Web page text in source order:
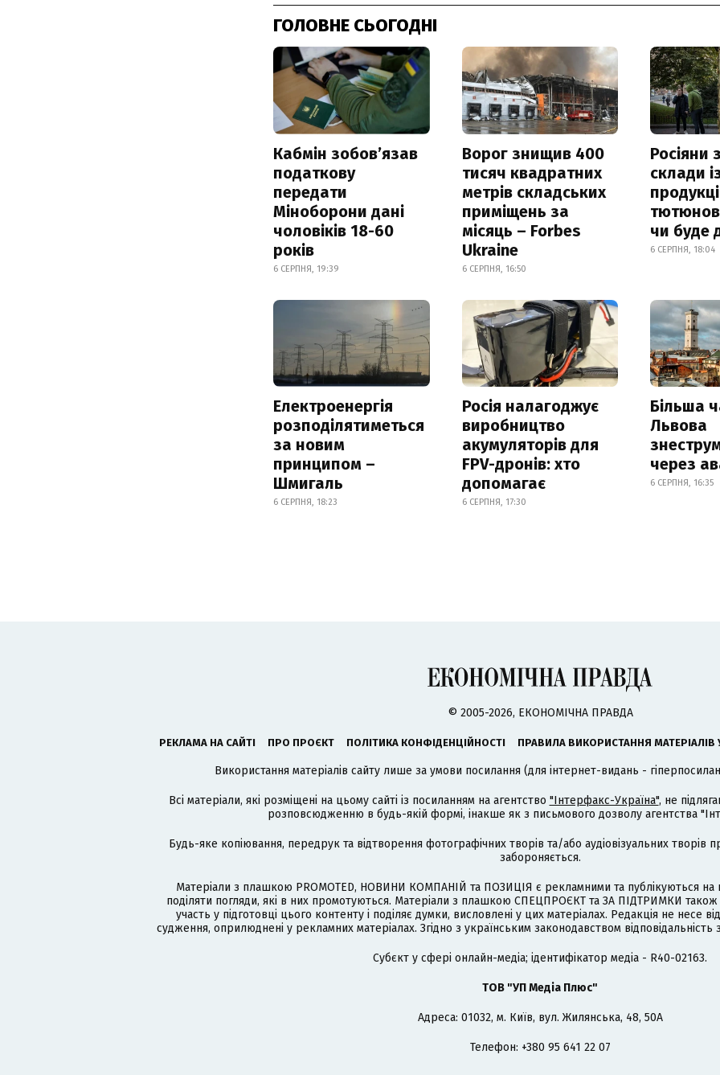
ГОЛОВНЕ СЬОГОДНІ
Кабмін зобовʼязав
податкову
передати
Міноборони дані
чоловіків 18-60
років
6 СЕРПНЯ, 19:39
Ворог знищив 400
тисяч квадратних
метрів складських
приміщень за
місяць – Forbes
Ukraine
6 СЕРПНЯ, 16:50
Росіяни
склади
чи буде
6 СЕРПНЯ, 18:04
Електроенергія
розподілятиметься
за новим
принципом –
Шмигаль
6 СЕРПНЯ, 18:23
Росія налагоджує
виробництво
акумуляторів для
FPV-дронів: хто
допомагає
6 СЕРПНЯ, 17:30
Більша
Львова
через
6 СЕРПНЯ, 16:35
© 2005-2026, ЕКОНОМІЧНА ПРАВДА
РЕКЛАМА НА САЙТІ ПРО ПРОЄКТ ПОЛІТИКА КОНФІДЕНЦІЙНОСТІ ПРАВИЛА ВИКОРИСТАННЯ МАТЕРІАЛІВ
Використання матеріалів сайту лише за умови посилання (для інтернет-видань -
Всі матеріали, які розміщені на цьому сайті із посиланням на агентство "Інтерфакс-Україна", не
розповсюдженню в будь-якій формі, інакше як з письмового дозволу агентства
Будь-яке копіювання, передрук та відтворення фотографічних творів та/або аудіовізуальних
забороняється.
Матеріали з плашкою PROMOTED, НОВИНИ КОМПАНІЙ та ПОЗИЦІЯ є рекламними та публікуються на
поділяти погляди, які в них промотуються. Матеріали з плашкою СПЕЦПРОЄКТ та ЗА ПІДТРИМКИ
участь у підготовці цього контенту і поділяє думки, висловлені у цих матеріалах. Редакція не несе
судження, оприлюднені у рекламних матеріалах. Згідно з українським законодавством
Cубєкт у сфері онлайн-медіа; ідентифікатор медіа - R40-02163.
ТОВ "УП Медіа Плюс"
Адреса: 01032, м. Київ, вул. Жилянська, 48, 50А
Телефон: +380 95 641 22 07